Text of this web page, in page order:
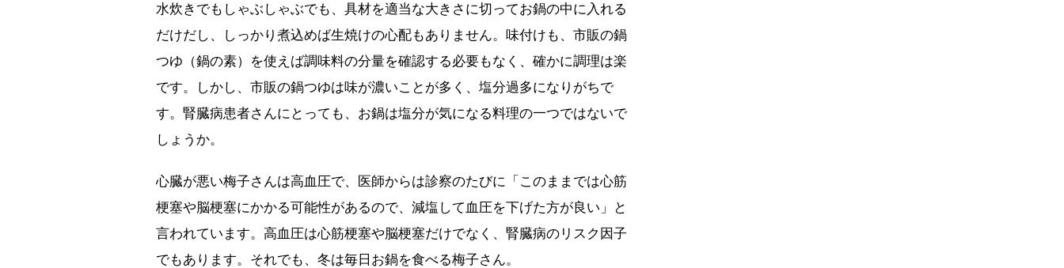
水炊きでもしゃぶしゃぶでも、具材を適当な大きさに切ってお鍋の中に入れる
だけだし、しっかり煮込めば生焼けの心配もありません。味付けも、市販の鍋
つゆ（鍋の素）を使えば調味料の分量を確認する必要もなく、確かに調理は楽
です。しかし、市販の鍋つゆは味が濃いことが多く、塩分過多になりがちで
す。腎臓病患者さんにとっても、お鍋は塩分が気になる料理の一つではないで
しょうか。
心臓が悪い梅子さんは高血圧で、医師からは診察のたびに「このままでは心筋
梗塞や脳梗塞にかかる可能性があるので、減塩して血圧を下げた方が良い」と
言われています。高血圧は心筋梗塞や脳梗塞だけでなく、腎臓病のリスク因子
でもあります。それでも、冬は毎日お鍋を食べる梅子さん。